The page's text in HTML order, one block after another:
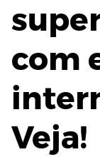
com
Veja!